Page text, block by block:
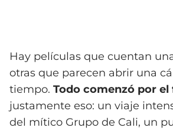
Hay películas que cuentan
otras que parecen abrir una
tiempo. Todo comenzó por el
justamente eso: un viaje
del mítico Grupo de Cali, un